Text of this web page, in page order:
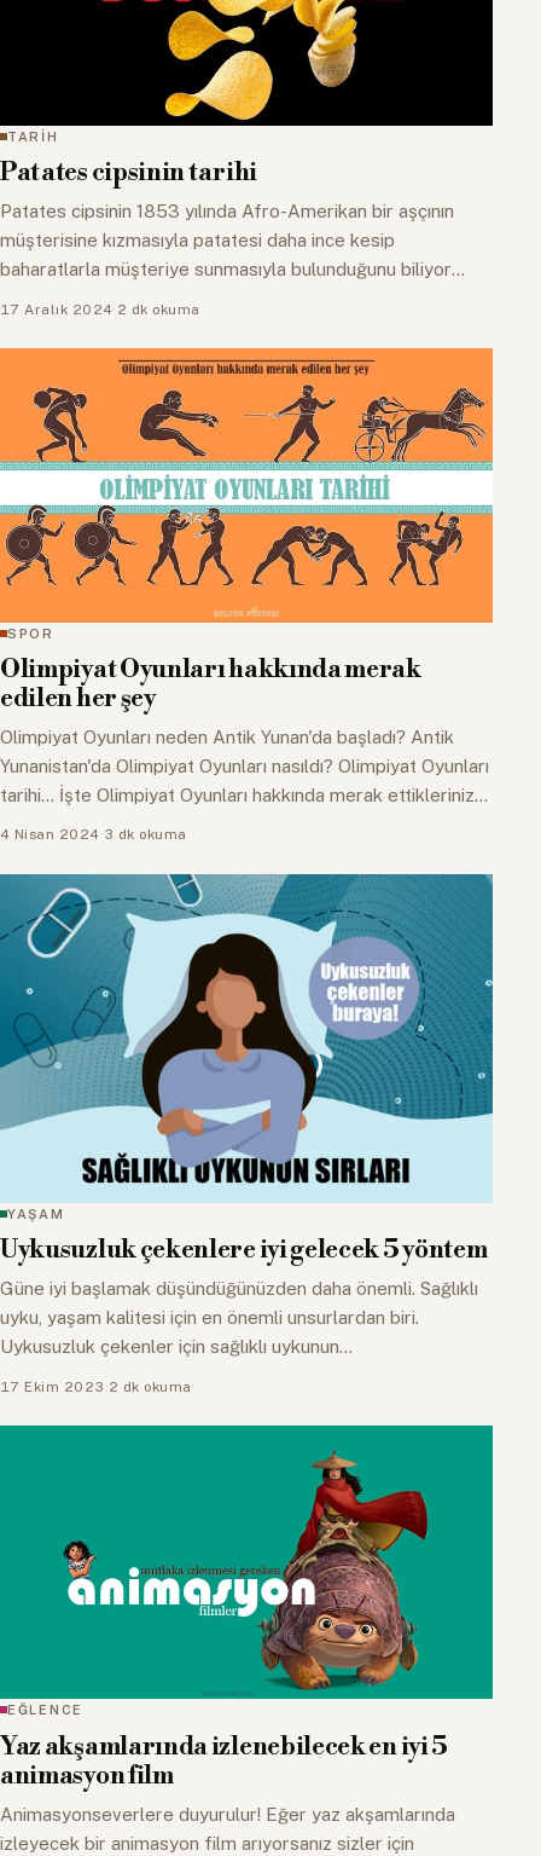
TARİH
Patates cipsinin tarihi
Patates cipsinin 1853 yılında Afro-Amerikan bir aşçının
müşterisine kızmasıyla patatesi daha ince kesip
baharatlarla müşteriye sunmasıyla bulunduğunu biliyor
17 Aralık 2024· 2 dk okuma
SPOR
Olimpiyat Oyunları hakkında merak
edilen her şey
Olimpiyat Oyunları neden Antik Yunan'da başladı? Antik
Yunanistan'da Olimpiyat Oyunları nasıldı? Olimpiyat Oyunları
tarihi... İşte Olimpiyat Oyunları hakkında merak ettikleriniz...
4 Nisan 2024·3 dk okuma
YAŞAM
Uykusuzluk çekenlere iyi gelecek 5 yöntem
Güne iyi başlamak düşündüğünüzden daha önemli. Sağlıklı
uyku, yaşam kalitesi için en önemli unsurlardan biri.
Uykusuzluk çekenler için sağlıklı uykunun…
17 Ekim 2023 ·2 dk okuma
EĞLENCE
Yaz akşamlarında izlenebilecek en iyi 5
animasyon film
Animasyonseverlere duyurulur! Eğer yaz akşamlarında
izleyecek bir animasyon film arıyorsanız sizler için